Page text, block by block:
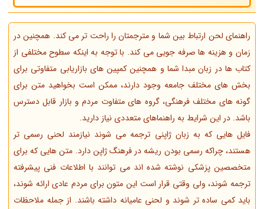
راهنمای لحن ارتباط بین شما و مترجمتان را راحت تر می کند. همچنین در
زمان و هزینه ها صرفه جویی می کند. با توجه به اینکه سطوح مختلفی از
کتاب ها در زبان مبدا شما و همچنین کمپین های بازاریابی متفاوتی برای
بخش های مختلف جامعه وجود دارند، ممکن است بخواهید متن برای
گونه های مختلف فرهنگی، گروه های متفاوت مردم و بازار قابل دسترس
باشد. در این شرایط به راهنماهای متعددی نیاز دارید.
فایل هایی که به زبان ژاپنی ترجمه می شوند نیازمند لحنی رسمی تر
هستند، چراکه رسمی بودن ریشه در فرهنگ ژاپن دارد. متن هایی که برای
متخصصین پزشکی نوشته شده اند می توانند با اطلاعات فنی پیشرفته
ترجمه شوند، ولی وقتی قرار است این متون برای مردم عادی ارائه شوند،
باید کمی ساده تر شوند و لحنی عامیانه داشته باشند. از جمله ملاحظات